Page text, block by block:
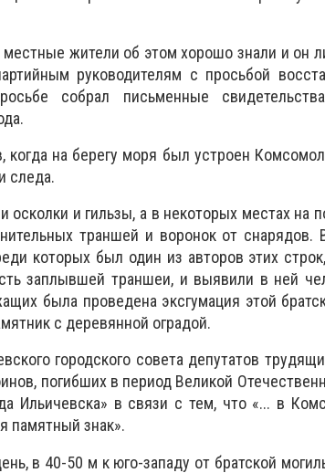
жители об этом хорошо знали и он
руководителям с просьбой
собрал письменные свидетельства
когда на берегу моря был устроен
следа.
и гильзы, а в некоторых местах на
траншей и воронок от снарядов.
которых был один из авторов этих
заплывшей траншеи, и выявили в ней
была проведена эксгумация этой
с деревянной оградой.
городского совета депутатов
погибших в период Великой
Ильичевска» в связи с тем, что «... в
памятный знак».
в 40-50 м к юго-западу от братской